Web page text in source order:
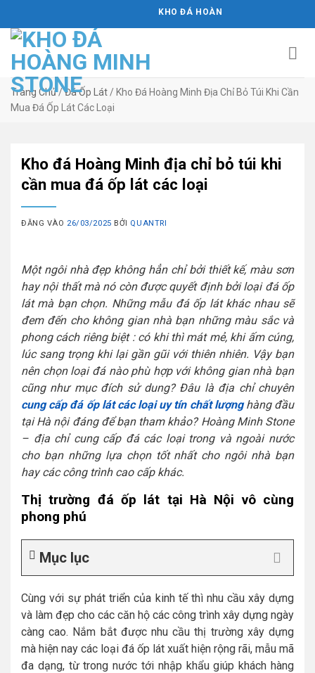
qua
nội
dung
KHO ĐÁ HOÀNG MINH STONE
Trang Chủ/Đá Ốp Lát / Kho Đá Hoàng Minh Địa Chỉ Bỏ Túi Khi Cần
Mua Đá Ốp Lát Các Loại
Kho đá Hoàng Minh địa chỉ bỏ túi khi
cần mua đá ốp lát các loại
ĐĂNG VÀO 26/03/2025 BỞI QUANTRI
Một ngôi nhà đẹp không hẳn chỉ bởi thiết kế, màu sơn
hay nội thất mà nó còn được quyết định bởi loại đá ốp
lát mà bạn chọn. Những mẫu đá ốp lát khác nhau sẽ
đem đến cho không gian nhà bạn những màu sắc và
phong cách riêng biệt : có khi thì mát mẻ, khi ấm cúng,
lúc sang trọng khi lại gần gũi với thiên nhiên. Vậy bạn
nên chọn loại đá nào phù hợp với không gian nhà bạn
cũng như mục đích sử dung? Đâu là địa chỉ chuyên
cung cấp đá ốp lát các loại uy tín chất lượnghàng đầu
tại Hà nội đáng để bạn tham khảo? Hoàng Minh Stone
– địa chỉ cung cấp đá các loại trong và ngoài nước
cho bạn những lựa chọn tốt nhất cho ngôi nhà bạn
hay các công trình cao cấp khác.
Thị trường đá ốp lát tại Hà Nội vô cùng
phong phú
Mục lục
Cùng với sự phát triển của kinh tế thì nhu cầu xây dựng
và làm đẹp cho các căn hộ các công trình xây dựng ngày
càng cao. Nắm bắt được nhu cầu thị trường xây dựng
mà hiện nay các loại đá ốp lát xuất hiện rộng rãi, mẫu mã
đa dạng, từ trong nước tới nhập khẩu giúp khách hàng